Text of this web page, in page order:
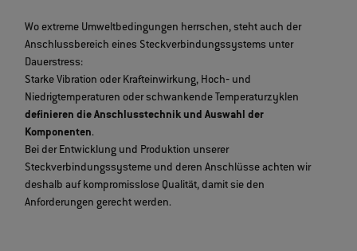
Wo extreme Umweltbedingungen herrschen, steht auch der
Anschlussbereich eines Steckverbindungssystems unter
Dauerstress:
Starke Vibration oder Krafteinwirkung, Hoch‐ und
Niedrigtemperaturen oder schwankende Temperaturzyklen
definieren die Anschlusstechnik und Auswahl der
Komponenten.
Bei der Entwicklung und Produktion unserer
Steckverbindungssysteme und deren Anschlüsse achten wir
deshalb auf kompromisslose Qualität, damit sie den
Anforderungen gerecht werden.